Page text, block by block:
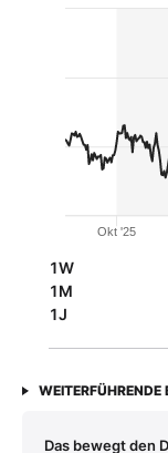
Okt '25
1W
1M
1J
WEITERFÜHRENDE
Das bewegt den